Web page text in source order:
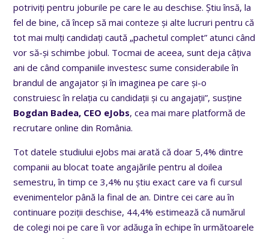
potriviți pentru joburile pe care le au deschise. Știu însă, la
fel de bine, că încep să mai conteze și alte lucruri pentru că
tot mai mulți candidați caută „pachetul complet” atunci când
vor să-și schimbe jobul. Tocmai de aceea, sunt deja câțiva
ani de când companiile investesc sume considerabile în
brandul de angajator și în imaginea pe care și-o
construiesc în relația cu candidații și cu angajații”, susține
Bogdan Badea, CEO eJobs, cea mai mare platformă de
recrutare online din România.
Tot datele studiului eJobs mai arată că doar 5,4% dintre
companii au blocat toate angajările pentru al doilea
semestru, în timp ce 3,4% nu știu exact care va fi cursul
evenimentelor până la final de an. Dintre cei care au în
continuare poziții deschise, 44,4% estimează că numărul
de colegi noi pe care îi vor adăuga în echipe în următoarele